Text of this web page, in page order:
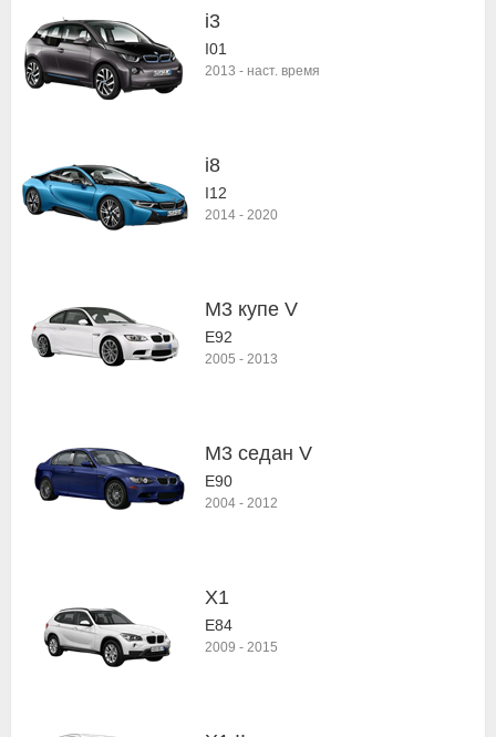
i3
I01
2013 - наст. время
i8
I12
2014 - 2020
M3 купе V
E92
2005 - 2013
M3 седан V
E90
2004 - 2012
X1
E84
2009 - 2015